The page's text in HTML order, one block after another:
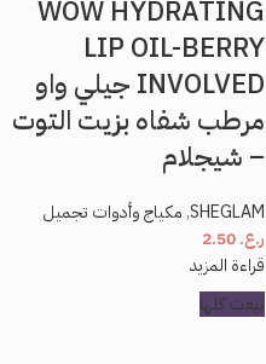
WOW HYDRATING
LIP OIL-BERRY
INVOLVED جيلي واو
مرطب شفاه بزيت التوت
– شيجلام
SHEGLAM
, مكياج وأدوات تجميل
ر.ع.
قراءة المزيد
بيعت كلها